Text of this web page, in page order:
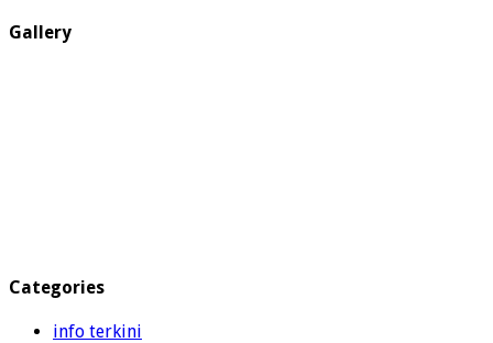
Gallery
Categories
info terkini